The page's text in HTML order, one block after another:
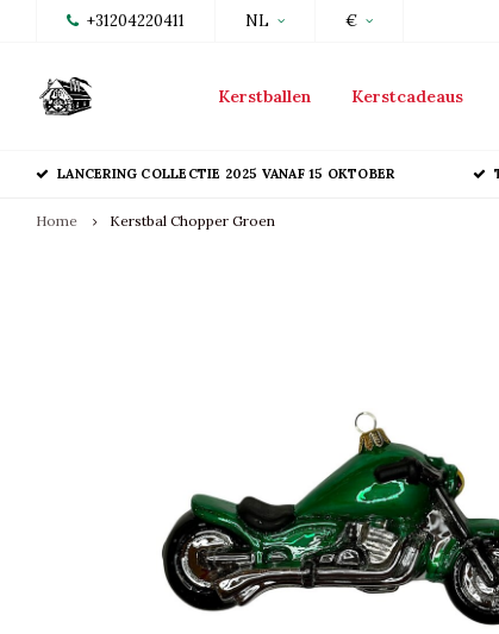
+31204220411 NL €
Kerstballen Kerstcadeaus
LANCERING COLLECTIE 2025 VANAF 15 OKTOBER
Home Kerstbal Chopper Groen